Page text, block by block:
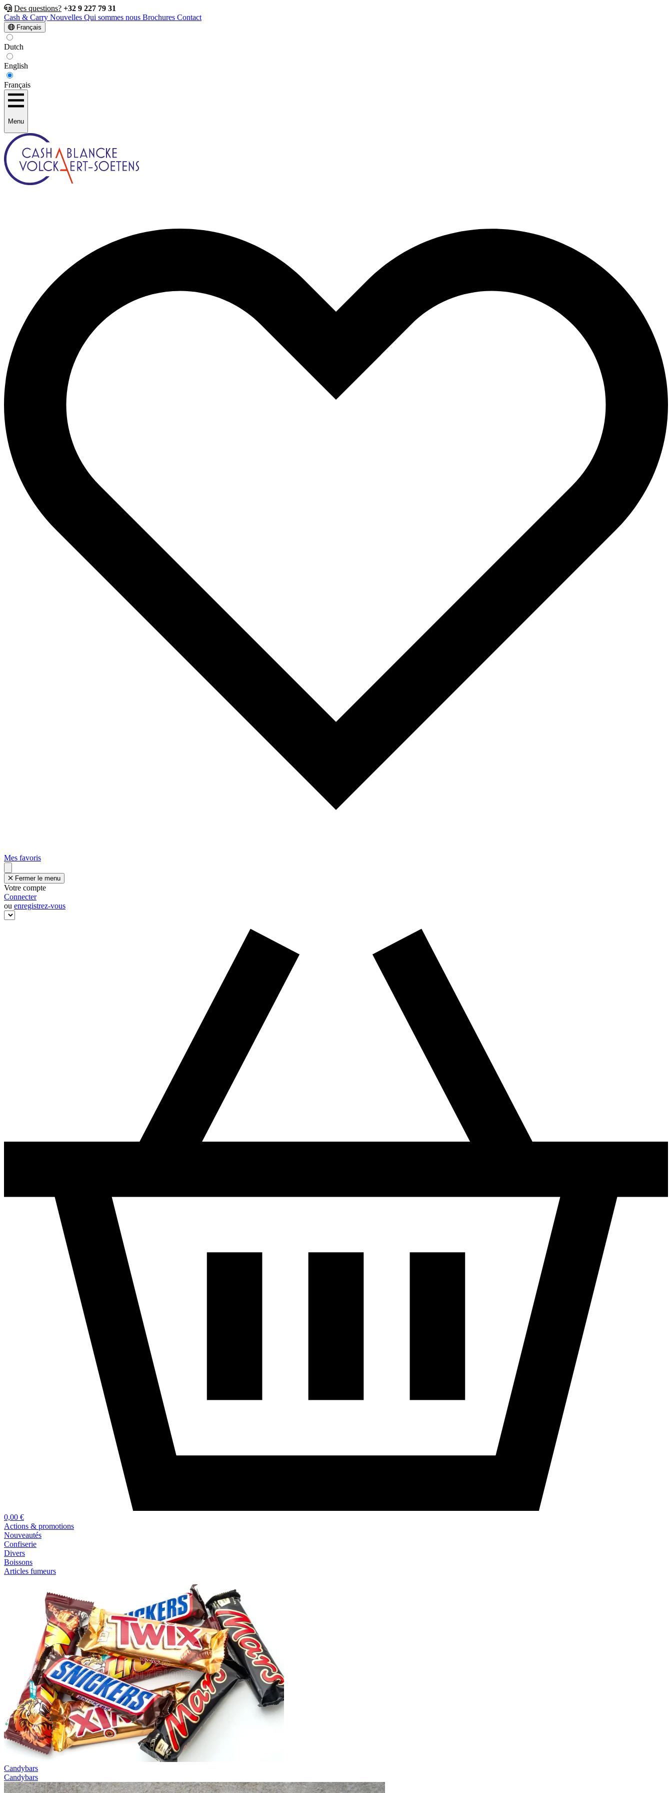
Des questions? +32 9 227 79 31
Cash & Carry Nouvelles Qui sommes nous Brochures Contact
Français
Dutch
English
Français
Menu
Mes favoris
Fermer le menu
Votre compte
Connecter
ou enregistrez-vous
0,00 €
Actions & promotions
Nouveautés
Confiserie
Divers
Boissons
Articles fumeurs
Candybars
Candybars